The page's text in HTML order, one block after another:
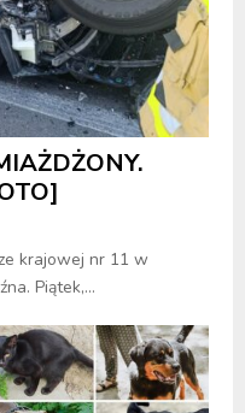
krajowej nr 11 w
Piątek,...